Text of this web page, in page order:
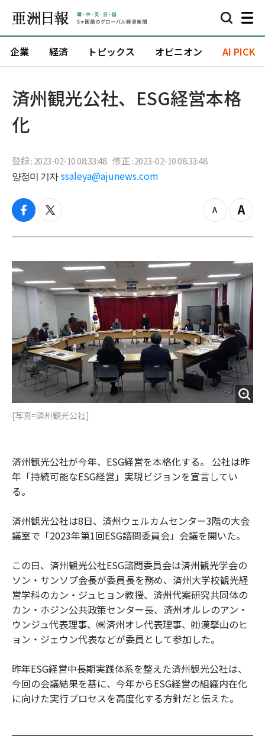
企業 経済 トピックス オピニオン AI PICK
済州観光公社、ESG経営本格
化
登録 : 2023-02-10 08:33:48 修正 : 2023-02-10 08:33:48
양정미 기자 ssaleya@ajunews.com
f
c
b
o
o
k
t
i
t
r
z
o
o
u
t
Z
o
i
n
[写真=済州観光公社]
済州観光公社が今年、ESG経営を本格化する。 公社は昨
年「持続可能なESG経営」実現ビジョンを宣言してい
る。
済州観光公社は8日、済州ウェルカムセンター3階の大会
議室で「2023年第1回ESG諮問委員会」会議を開いた。
この日、済州観光公社ESG諮問委員会は済州観光学会の
ソン・サンソプ会長が委員長を務め、済州大学校観光経
営学科のカン・ジュヒョン教授、済州代案研究共同体の
カン・ホジン公共政策センター長、済州オルレのアン・
ウンジュ代表理事、㈱済州オレ代表理事、㈳漢拏山のヒ
ョン・ジェウン代表などが委員として参加した。
昨年ESG経営中長期実践体系を整えた済州観光公社は、
今回の会議結果を基に、今年からESG経営の組織内在化
に向けた実行プロセスを高度化する方針だと伝えた。